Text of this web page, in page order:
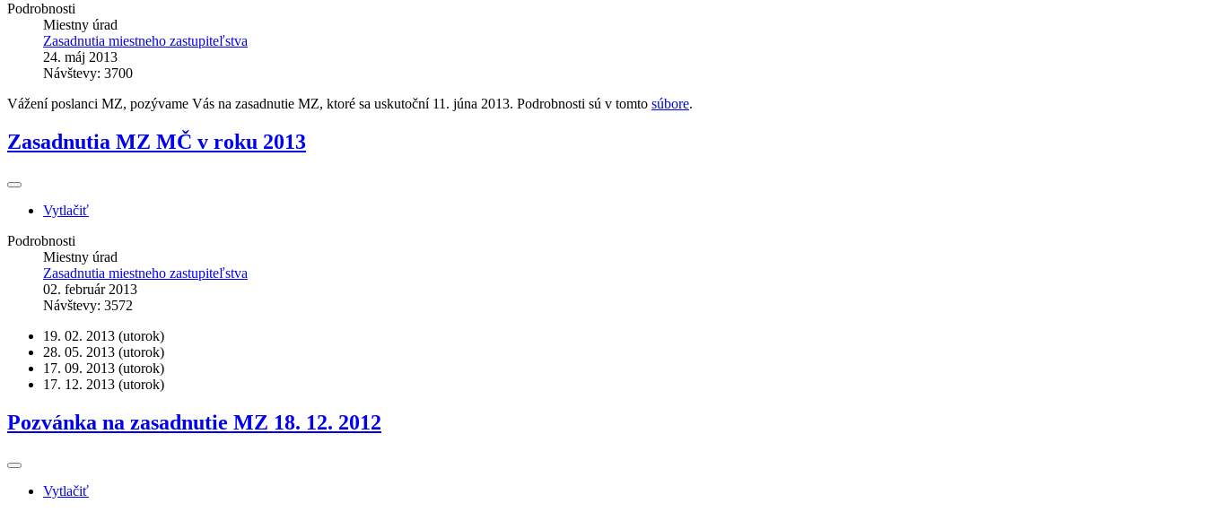
Podrobnosti
Miestny úrad
Zasadnutia miestneho zastupiteľstva
24. máj 2013
Návštevy: 3700
Vážení poslanci MZ, pozývame Vás na zasadnutie MZ, ktoré sa uskutoční 11. júna 2013. Podrobnosti sú v tomto súbore.
Zasadnutia MZ MČ v roku 2013
Vytlačiť
Podrobnosti
Miestny úrad
Zasadnutia miestneho zastupiteľstva
02. február 2013
Návštevy: 3572
19. 02. 2013 (utorok)
28. 05. 2013 (utorok)
17. 09. 2013 (utorok)
17. 12. 2013 (utorok)
Pozvánka na zasadnutie MZ 18. 12. 2012
Vytlačiť